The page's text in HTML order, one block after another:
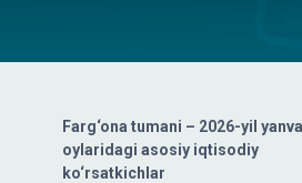
Farg‘ona tumani – 2026-yil
oylaridagi asosiy iqtisodiy
ko‘rsatkichlar